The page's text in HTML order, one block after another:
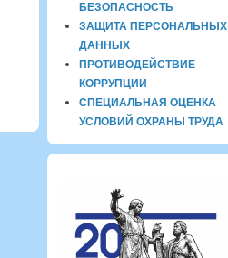
БЕЗОПАСНОСТЬ
ЗАЩИТА ПЕРСОНАЛЬНЫХ
ДАННЫХ
ПРОТИВОДЕЙСТВИЕ
КОРРУПЦИИ
СПЕЦИАЛЬНАЯ ОЦЕНКА
УСЛОВИЙ ОХРАНЫ ТРУДА